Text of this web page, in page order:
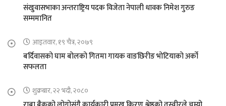
संखुवासभाका अन्तराष्ट्रिय पदक विजेता नेपाली धावक निमेश गुरुङ
सम्ममानित
आइतवार, १९ चैत्र, २०७९
बर्दिवासको घाम बोलको गितमा गायक वाङछिरीङ भोटियाको अर्को
सफलता
शुक्रबार, २२ भदौ, २०८०